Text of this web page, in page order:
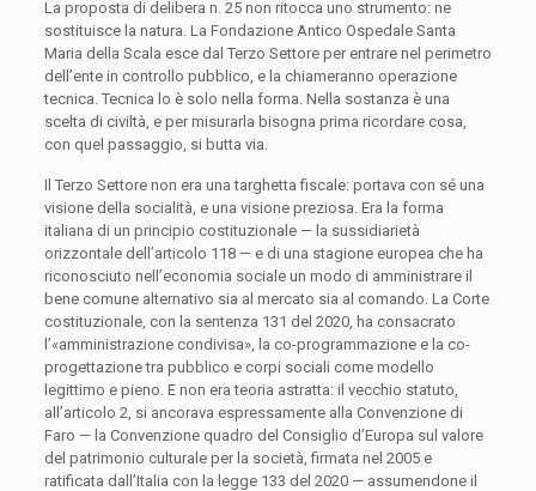
La proposta di delibera n. 25 non ritocca uno strumento: ne
sostituisce la natura. La Fondazione Antico Ospedale Santa
Maria della Scala esce dal Terzo Settore per entrare nel perimetro
dell’ente in controllo pubblico, e la chiameranno operazione
tecnica. Tecnica lo è solo nella forma. Nella sostanza è una
scelta di civiltà, e per misurarla bisogna prima ricordare cosa,
con quel passaggio, si butta via.
Il Terzo Settore non era una targhetta fiscale: portava con sé una
visione della socialità, e una visione preziosa. Era la forma
italiana di un principio costituzionale — la sussidiarietà
orizzontale dell’articolo 118 — e di una stagione europea che ha
riconosciuto nell’economia sociale un modo di amministrare il
bene comune alternativo sia al mercato sia al comando. La Corte
costituzionale, con la sentenza 131 del 2020, ha consacrato
l’«amministrazione condivisa», la co-programmazione e la co-
progettazione tra pubblico e corpi sociali come modello
legittimo e pieno. E non era teoria astratta: il vecchio statuto,
all’articolo 2, si ancorava espressamente alla Convenzione di
Faro — la Convenzione quadro del Consiglio d’Europa sul valore
del patrimonio culturale per la società, firmata nel 2005 e
ratificata dall’Italia con la legge 133 del 2020 — assumendone il